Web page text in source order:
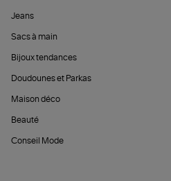
Jeans
Sacs à main
Bijoux tendances
Doudounes et Parkas
Maison déco
Beauté
Conseil Mode